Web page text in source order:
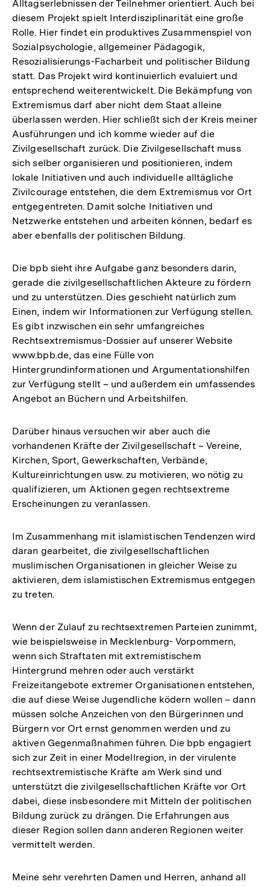
Alltagserlebnissen der Teilnehmer orientiert. Auch bei
diesem Projekt spielt Interdisziplinarität eine große
Rolle. Hier findet ein produktives Zusammenspiel von
Sozialpsychologie, allgemeiner Pädagogik,
Resozialisierungs-Facharbeit und politischer Bildung
statt. Das Projekt wird kontinuierlich evaluiert und
entsprechend weiterentwickelt. Die Bekämpfung von
Extremismus darf aber nicht dem Staat alleine
überlassen werden. Hier schließt sich der Kreis meiner
Ausführungen und ich komme wieder auf die
Zivilgesellschaft zurück. Die Zivilgesellschaft muss
sich selber organisieren und positionieren, indem
lokale Initiativen und auch individuelle alltägliche
Zivilcourage entstehen, die dem Extremismus vor Ort
entgegentreten. Damit solche Initiativen und
Netzwerke entstehen und arbeiten können, bedarf es
aber ebenfalls der politischen Bildung.
Die bpb sieht ihre Aufgabe ganz besonders darin,
gerade die zivilgesellschaftlichen Akteure zu fördern
und zu unterstützen. Dies geschieht natürlich zum
Einen, indem wir Informationen zur Verfügung stellen.
Es gibt inzwischen ein sehr umfangreiches
Rechtsextremismus-Dossier auf unserer Website
www.bpb.de, das eine Fülle von
Hintergrundinformationen und Argumentationshilfen
zur Verfügung stellt – und außerdem ein umfassendes
Angebot an Büchern und Arbeitshilfen.
Darüber hinaus versuchen wir aber auch die
vorhandenen Kräfte der Zivilgesellschaft – Vereine,
Kirchen, Sport, Gewerkschaften, Verbände,
Kultureinrichtungen usw. zu motivieren, wo nötig zu
qualifizieren, um Aktionen gegen rechtsextreme
Erscheinungen zu veranlassen.
Im Zusammenhang mit islamistischen Tendenzen wird
daran gearbeitet, die zivilgesellschaftlichen
muslimischen Organisationen in gleicher Weise zu
aktivieren, dem islamistischen Extremismus entgegen
zu treten.
Wenn der Zulauf zu rechtsextremen Parteien zunimmt,
wie beispielsweise in Mecklenburg- Vorpommern,
wenn sich Straftaten mit extremistischem
Hintergrund mehren oder auch verstärkt
Freizeitangebote extremer Organisationen entstehen,
die auf diese Weise Jugendliche ködern wollen – dann
müssen solche Anzeichen von den Bürgerinnen und
Bürgern vor Ort ernst genommen werden und zu
aktiven Gegenmaßnahmen führen. Die bpb engagiert
sich zur Zeit in einer Modellregion, in der virulente
rechtsextremistische Kräfte am Werk sind und
unterstützt die zivilgesellschaftlichen Kräfte vor Ort
dabei, diese insbesondere mit Mitteln der politischen
Bildung zurück zu drängen. Die Erfahrungen aus
dieser Region sollen dann anderen Regionen weiter
vermittelt werden.
Meine sehr verehrten Damen und Herren, anhand allZum